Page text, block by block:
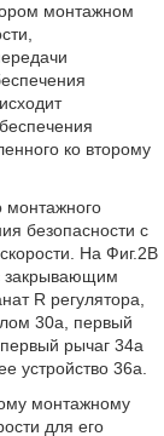
монтажном
ко второму
монтажного
безопасности с
На Фиг.2B
закрывающим
R регулятора,
30a, первый
рычаг 34a
устройство 36a.
монтажному
для его